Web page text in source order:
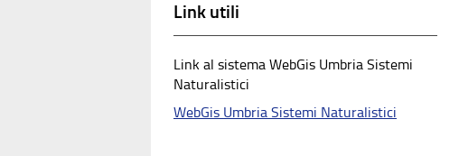
Link utili
Link al sistema WebGis Umbria Sistemi
Naturalistici
WebGis Umbria Sistemi Naturalistici